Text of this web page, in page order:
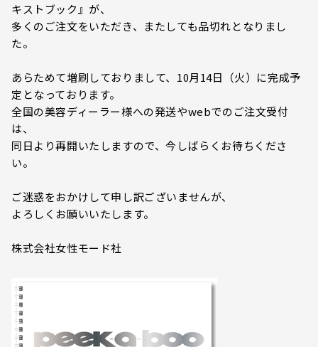
キストブック』が、
多くのご注文をいただき、またしても品切れとなりまし
た。
あらためて増刷しておりまして、10月14日（火）に完成予
定となっております。
全国の美容ディーラー様への発送やwebでのご注文受付
は、
同日より再開いたしますので、今しばらくお待ちくださ
い。
ご迷惑をおかけして申し訳ございませんが、
よろしくお願いいたします。
株式会社女性モード社